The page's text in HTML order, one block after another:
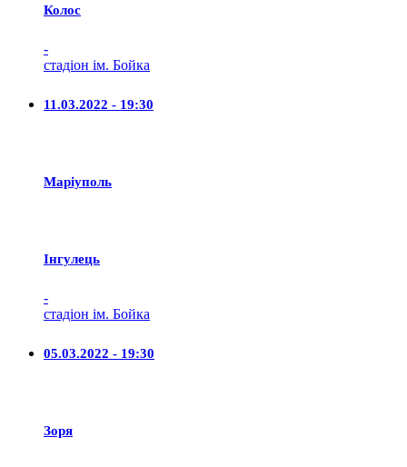
Колос
-
стадіон ім. Бойка
11.03.2022 - 19:30
Маріуполь
Iнгулець
-
стадіон ім. Бойка
05.03.2022 - 19:30
Зоря